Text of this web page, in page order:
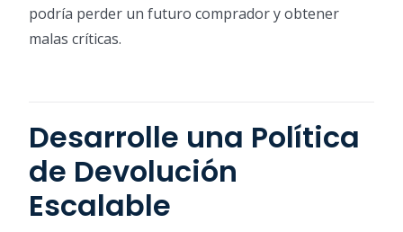
podría perder un futuro comprador y obtener
malas críticas.
Desarrolle una Política
de Devolución
Escalable